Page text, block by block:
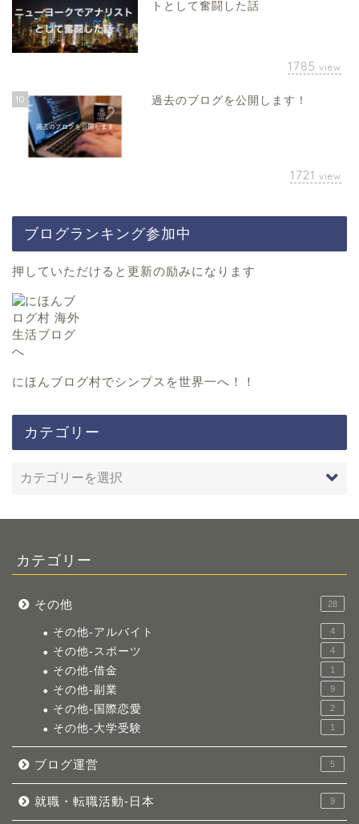
トとして奮闘した話
1785 view
10 過去のブログを公開します！
1721 view
ブログランキング参加中
押していただけると更新の励みになります
にほんブログ村でシンプスを世界一へ！！
カテゴリー
カテゴリー
その他 28
その他-アルバイト 4
その他-スポーツ 4
その他-借金 1
その他-副業 9
その他-国際恋愛 2
その他-大学受験 1
ブログ運営 5
就職・転職活動-日本 9